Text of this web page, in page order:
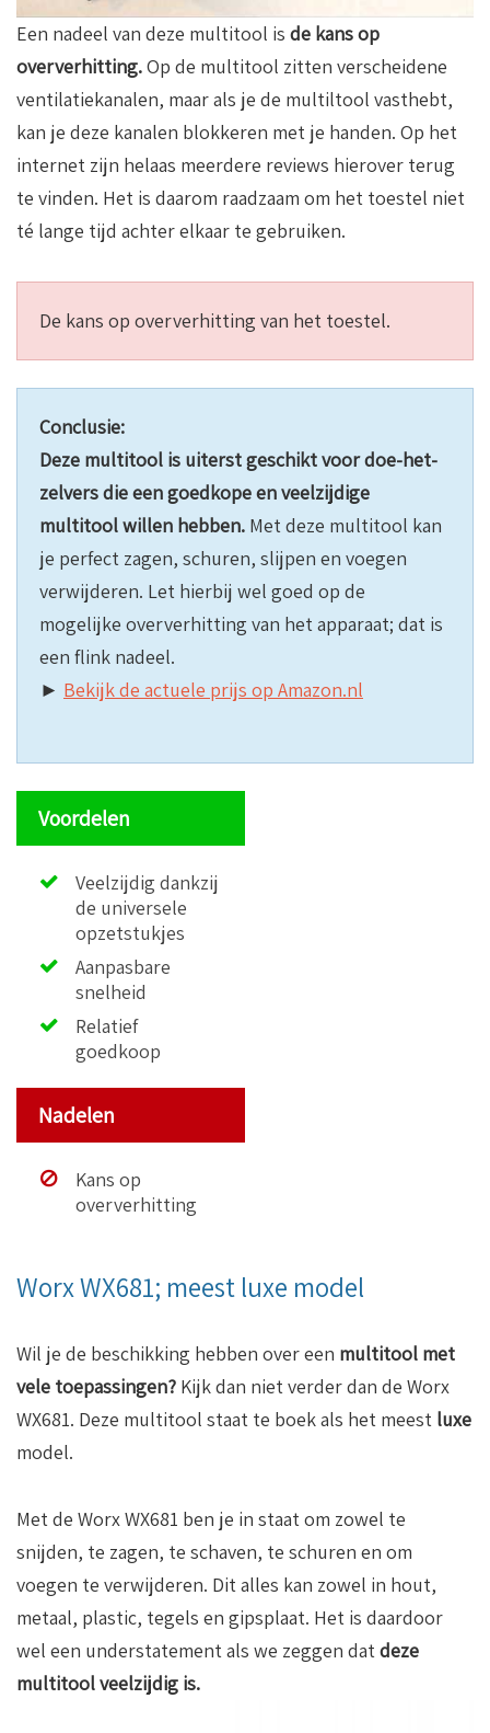
Een nadeel van deze multitool is de kans op
oververhitting.Op de multitool zitten verscheidene
ventilatiekanalen, maar als je de multiltool vasthebt,
kan je deze kanalen blokkeren met je handen. Op het
internet zijn helaas meerdere reviews hierover terug
te vinden. Het is daarom raadzaam om het toestel niet
té lange tijd achter elkaar te gebruiken.
De kans op oververhitting van het toestel.
Conclusie:
Deze multitool is uiterst geschikt voor doe-het-
zelvers die een goedkope en veelzijdige
multitool willen hebben. Met deze multitool kan
je perfect zagen, schuren, slijpen en voegen
verwijderen. Let hierbij wel goed op de
mogelijke oververhitting van het apparaat; dat is
een flink nadeel.
► Bekijk de actuele prijs op Amazon.nl
Voordelen
Veelzijdig dankzij
de universele
opzetstukjes
Aanpasbare
snelheid
Relatief
goedkoop
Nadelen
Kans op
oververhitting
Worx WX681; meest luxe model
Wil je de beschikking hebben over een multitool met
vele toepassingen? Kijk dan niet verder dan de Worx
WX681. Deze multitool staat te boek als het meest luxe
model.
Met de Worx WX681 ben je in staat om zowel te
snijden, te zagen, te schaven, te schuren en om
voegen te verwijderen. Dit alles kan zowel in hout,
metaal, plastic, tegels en gipsplaat. Het is daardoor
wel een understatement als we zeggen dat deze
multitool veelzijdig is.